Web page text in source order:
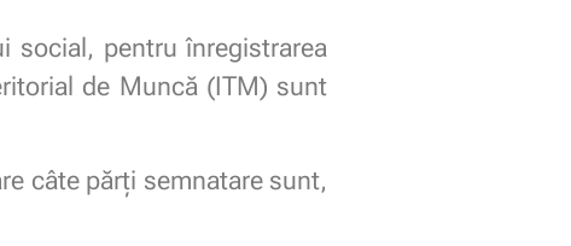
social, pentru înregistrarea
de Muncă (ITM) sunt
câte părţi semnatare sunt,